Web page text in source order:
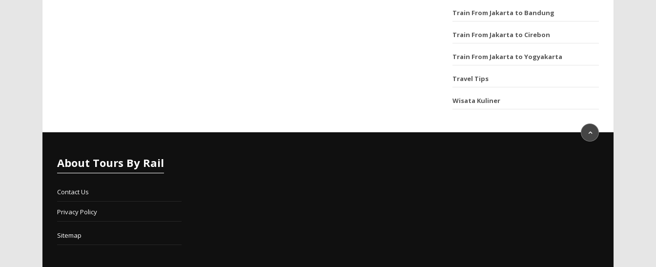
Train From Jakarta to Bandung
Train From Jakarta to Cirebon
Train From Jakarta to Yogyakarta
Travel Tips
Wisata Kuliner
About Tours By Rail
Contact Us
Privacy Policy
Sitemap